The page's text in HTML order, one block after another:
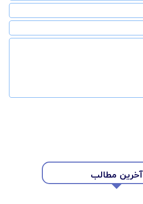
آخرین مطالب